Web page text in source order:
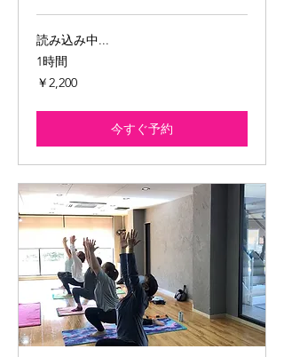
読み込み中...
1時間
2,200
円
￥2,200
今すぐ予約